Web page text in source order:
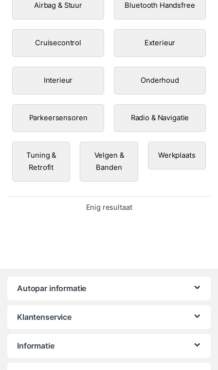
Airbag & Stuur Bluetooth Handsfree
Cruisecontrol Exterieur
Interieur Onderhoud
Parkeersensoren Radio & Navigatie
Tuning &
Retrofit
Velgen &
Banden
Werkplaats
Enig resultaat
Autopar informatie
Klantenservice
Informatie